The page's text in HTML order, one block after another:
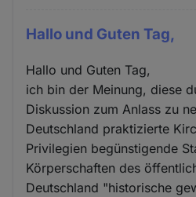
Hallo und Guten Tag,
Hallo und Guten Tag,
ich bin der Meinung, diese
Diskussion zum Anlass zu
Deutschland praktizierte
Privilegien begünstigende
Körperschaften des
Deutschland "historische